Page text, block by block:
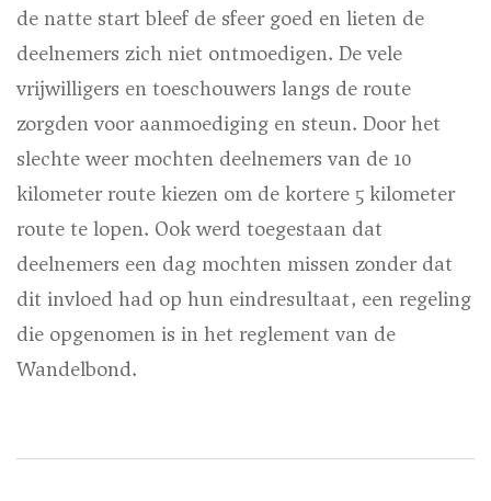
de natte start bleef de sfeer goed en lieten de
deelnemers zich niet ontmoedigen. De vele
vrijwilligers en toeschouwers langs de route
zorgden voor aanmoediging en steun. Door het
slechte weer mochten deelnemers van de 10
kilometer route kiezen om de kortere 5 kilometer
route te lopen. Ook werd toegestaan dat
deelnemers een dag mochten missen zonder dat
dit invloed had op hun eindresultaat, een regeling
die opgenomen is in het reglement van de
Wandelbond.